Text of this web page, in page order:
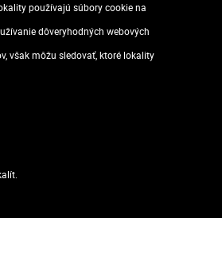
používajú súbory cookie na
dôveryhodných webových
však môžu sledovať, ktoré lokality